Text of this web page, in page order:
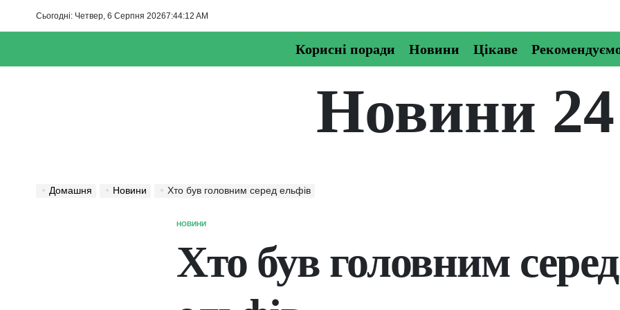
Сьогодні: Четвер, 6 Серпня 20267:44:13 AM
Корисні поради Новини Цікаве
Новини 24
Домашня Новини Хто був головним серед ельфів
ОПУБЛІКУВАТИ
НОВИНИ
Хто був головним серед